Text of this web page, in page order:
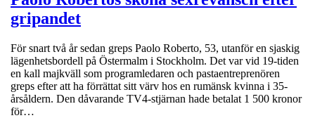
gripandet
För snart två år sedan greps Paolo Roberto, 53, utanför en sjaskig
lägenhetsbordell på Östermalm i Stockholm. Det var vid 19-tiden
en kall majkväll som programledaren och pastaentreprenören
greps efter att ha förrättat sitt värv hos en rumänsk kvinna i 35-
årsåldern. Den dåvarande TV4-stjärnan hade betalat 1 500 kronor
för…